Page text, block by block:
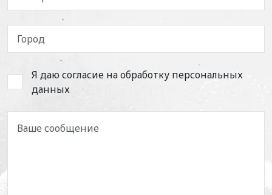
Я даю согласие на обработку персональных
данных